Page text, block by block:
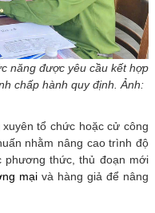
năng được yêu cầu kết hợp
chấp hành quy định. Ảnh:
tổ chức hoặc cử công
nhằm nâng cao trình độ
phương thức, thủ đoạn mới
mại và hàng giả để nâng